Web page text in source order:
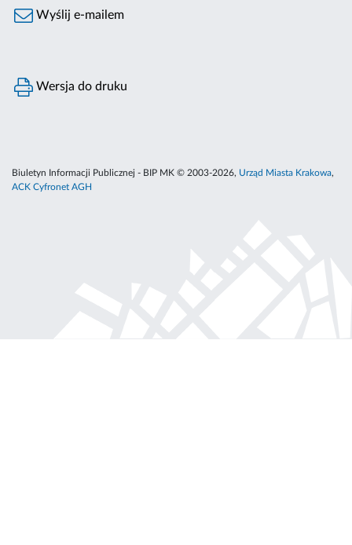
Wyślij e-mailem
Wersja do druku
Biuletyn Informacji Publicznej - BIP MK © 2003-2026, Urząd Miasta Krakowa,
ACK Cyfronet AGH